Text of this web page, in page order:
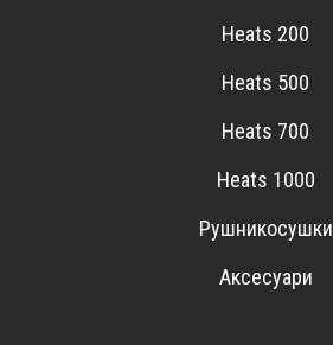
Heats 200
Heats 500
Heats 700
Heats 1000
Рушникосушки
Аксесуари